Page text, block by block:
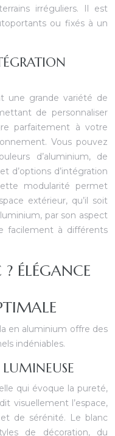
irréguliers. Il est
ou fixés à un
une grande variété de
de personnaliser
parfaitement à votre
Vous pouvez
d’aluminium, de
d’options d’intégration
modularité permet
extérieur, qu’il soit
par son aspect
facilement à différents
ÉLÉGANCE
en aluminium offre des
indéniables.
LUMINEUSE
qui évoque la pureté,
visuellement l’espace,
de sérénité. Le blanc
de décoration, du